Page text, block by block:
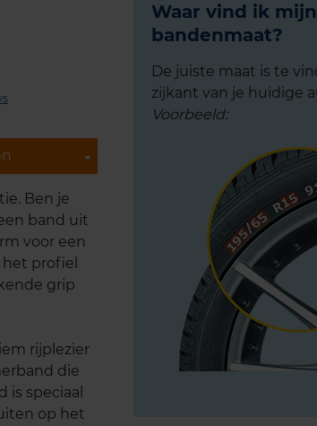
Waar vind ik mijn
bandenmaat?
De juiste maat is te
zijkant van je huidige
Voorbeeld:
Ben je
band uit
voor een
profiel
grip
rijplezier
die
speciaal
op het